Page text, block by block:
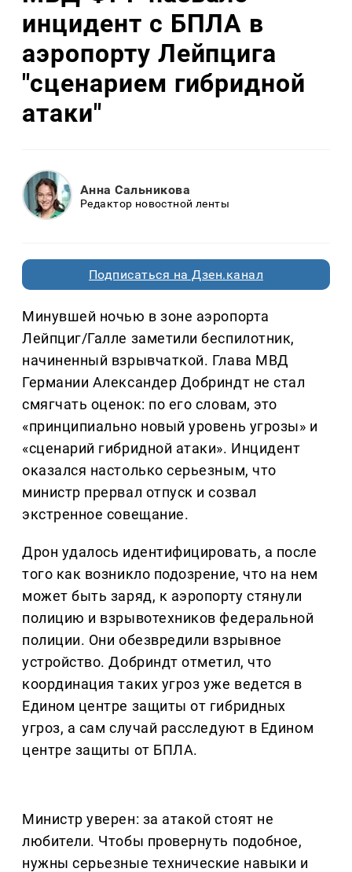
инцидент с БПЛА в
аэропорту Лейпцига
"сценарием гибридной
атаки"
Анна Сальникова
Редактор новостной ленты
Подписаться на Дзен.канал
Минувшей ночью в зоне аэропорта
Лейпциг/Галле заметили беспилотник,
начиненный взрывчаткой. Глава МВД
Германии Александер Добриндт не стал
смягчать оценок: по его словам, это
«принципиально новый уровень угрозы» и
«сценарий гибридной атаки». Инцидент
оказался настолько серьезным, что
министр прервал отпуск и созвал
экстренное совещание.
Дрон удалось идентифицировать, а после
того как возникло подозрение, что на нем
может быть заряд, к аэропорту стянули
полицию и взрывотехников федеральной
полиции. Они обезвредили взрывное
устройство. Добриндт отметил, что
координация таких угроз уже ведется в
Едином центре защиты от гибридных
угроз, а сам случай расследуют в Едином
центре защиты от БПЛА.
Министр уверен: за атакой стоят не
любители. Чтобы провернуть подобное,
нужны серьезные технические навыки и